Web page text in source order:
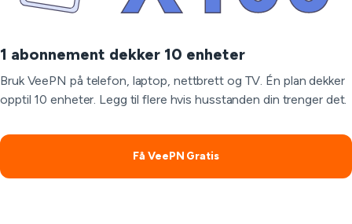
1 abonnement dekker 10 enheter
Bruk VeePN på telefon, laptop, nettbrett og TV. Én plan dekker
opptil 10 enheter. Legg til flere hvis husstanden din trenger det.
Få VeePN Gratis